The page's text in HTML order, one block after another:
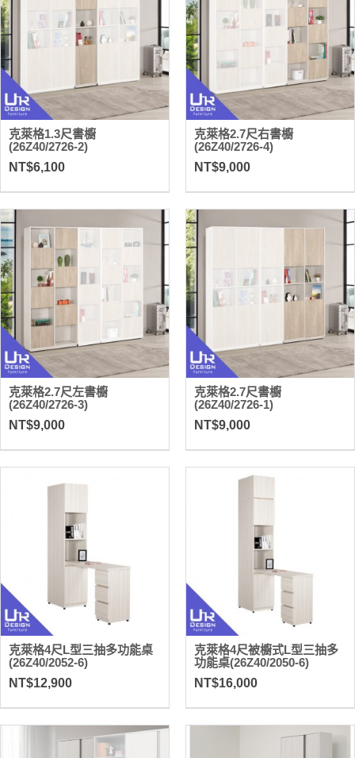
克萊格1.3尺書櫥
(26Z40/2726-2)
NT$6,100
克萊格2.7尺右書櫥
(26Z40/2726-4)
NT$9,000
克萊格2.7尺左書櫥
(26Z40/2726-3)
NT$9,000
克萊格2.7尺書櫥
(26Z40/2726-1)
NT$9,000
克萊格4尺L型三抽多功能桌
(26Z40/2052-6)
NT$12,900
克萊格4尺被櫥式L型三抽多
功能桌(26Z40/2050-6)
NT$16,000